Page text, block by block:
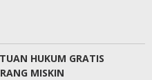
HUKUM GRATIS
MISKIN